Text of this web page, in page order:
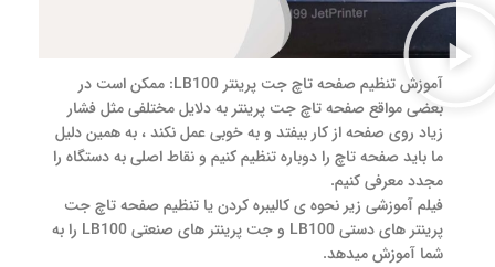
آموزش تنظیم صفحه تاچ جت پرینتر LB100: ممکن است در
بعضی مواقع صفحه تاچ جت پرینتر به دلایل مختلفی مثل فشار
زیاد روی صفحه از کار بیفتد و به خوبی عمل نکند ، به همین دلیل
ما باید صفحه تاچ را دوباره تنظیم کنیم و نقاط اصلی به دستگاه را
مجدد معرفی کنیم.
فیلم آموزشی زیر نحوه ی کالیبره کردن یا تنظیم صفحه تاچ جت
پرینتر های دستی LB100 و جت پرینتر های صنعتی LB100 را به
شما آموزش میدهد.